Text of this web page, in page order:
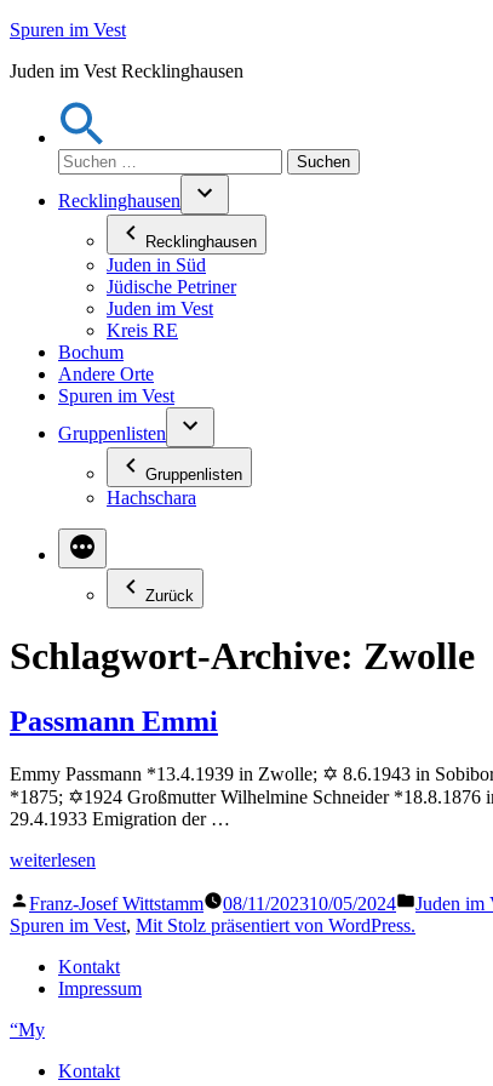
Zum
springen
Spuren im Vest
Juden im Vest Recklinghausen
Suchen
nach:
Recklinghausen
Recklinghausen
Juden in Süd
Jüdische Petriner
Juden im Vest
Kreis RE
Bochum
Andere Orte
Spuren im Vest
Gruppenlisten
Gruppenlisten
Hachschara
Zurück
Schlagwort-Archive: Zwolle
Passmann Emmi
Emmy Passmann *13.4.1939 in Zwolle; ✡ 8.6.1943 in
*1875; ✡1924 Großmutter Wilhelmine Schneider *18.8.1876
29.4.1933 Emigration der …
„Passmann
weiterlesen
Veröffentlicht
von
Franz-Josef Wittstamm 08/11/202310/05/2024 Juden im
Spuren im Vest, Mit Stolz präsentiert von WordPress.
Kontakt
Impressum
“My
Kontakt